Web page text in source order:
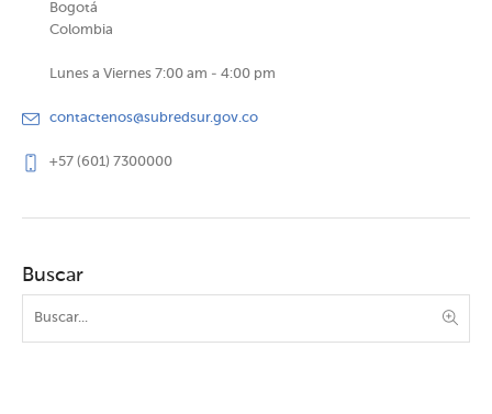
Bogotá
Colombia
Lunes a Viernes 7:00 am - 4:00 pm
contactenos@subredsur.gov.co
+57 (601) 7300000
Buscar